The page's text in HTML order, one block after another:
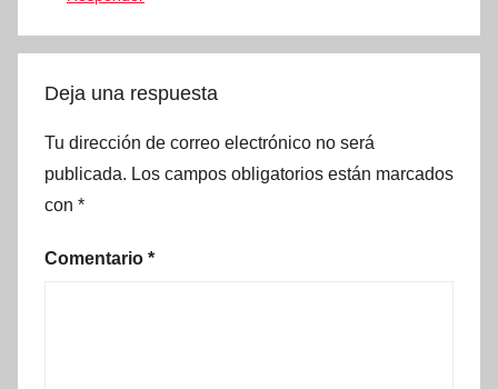
Deja una respuesta
Tu dirección de correo electrónico no será
publicada. Los campos obligatorios están marcados
con *
Comentario *